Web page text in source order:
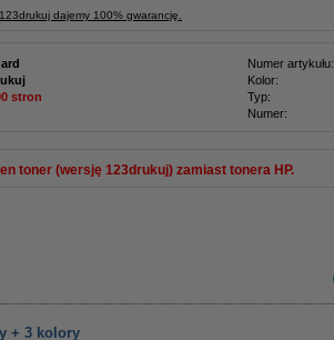
dajemy 100% gwarancję.
Numer artykułu:
Kolor:
stron Typ:
Numer:
toner (wersję 123drukuj) zamiast tonera HP.
+ 3 kolory